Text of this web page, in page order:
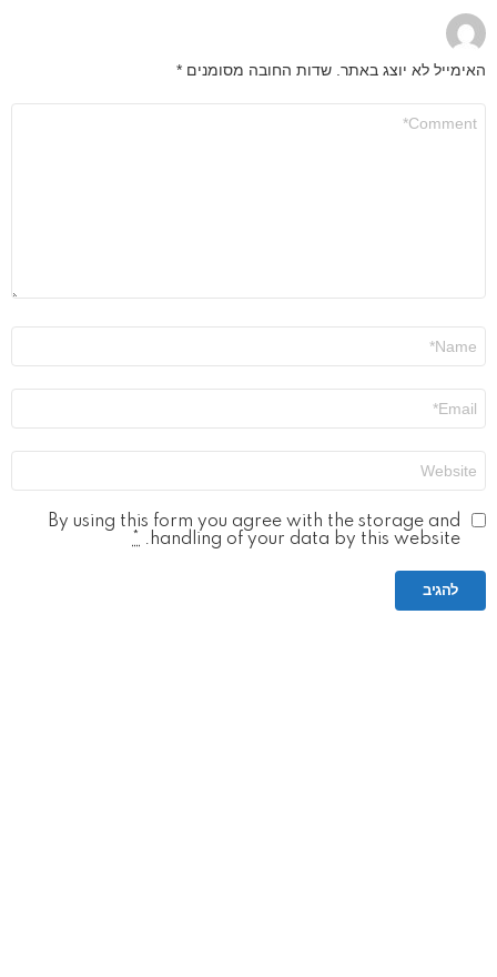
האימייל לא יוצג באתר. שדות החובה מסומנים *
שלך
By using this form you agree with the storage and
handling of your data by this website.